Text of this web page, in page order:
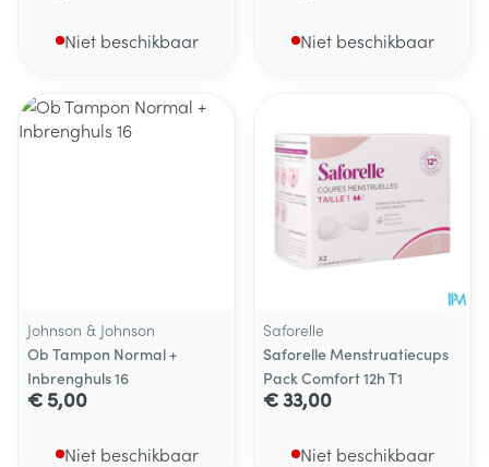
Niet beschikbaar Niet beschikbaar
Johnson & Johnson
Ob Tampon Normal +
Inbrenghuls 16
€ 5,00
Niet beschikbaar
Saforelle
Saforelle Menstruatiecups
Pack Comfort 12h T1
€ 33,00
Niet beschikbaar